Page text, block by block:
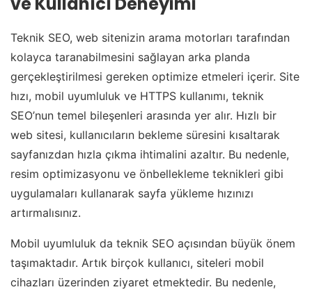
Teknik SEO, web sitenizin arama motorları tarafından
kolayca taranabilmesini sağlayan arka planda
gerçekleştirilmesi gereken optimize etmeleri içerir. Site
hızı, mobil uyumluluk ve HTTPS kullanımı, teknik
SEO’nun temel bileşenleri arasında yer alır. Hızlı bir
web sitesi, kullanıcıların bekleme süresini kısaltarak
sayfanızdan hızla çıkma ihtimalini azaltır. Bu nedenle,
resim optimizasyonu ve önbellekleme teknikleri gibi
uygulamaları kullanarak sayfa yükleme hızınızı
artırmalısınız.
Mobil uyumluluk da teknik SEO açısından büyük önem
taşımaktadır. Artık birçok kullanıcı, siteleri mobil
cihazları üzerinden ziyaret etmektedir. Bu nedenle,